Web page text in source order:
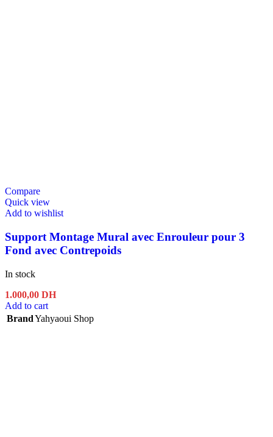
Compare
Quick view
Add to wishlist
Support Montage Mural avec Enrouleur pour 3
Fond avec Contrepoids
In stock
1.000,00 DH
Add to cart
BrandYahyaoui Shop